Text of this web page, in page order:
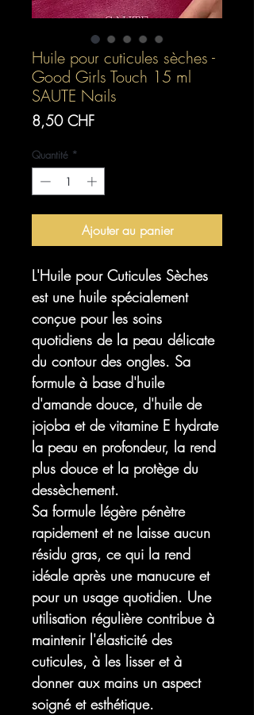
Huile pour cuticules sèches -
Good Girls Touch 15 ml
SAUTE Nails
8,50 CHFPrix
Quantité *
Ajouter au panier
L'Huile pour Cuticules Sèches
est une huile spécialement
conçue pour les soins
quotidiens de la peau délicate
du contour des ongles. Sa
formule à base d'huile
d'amande douce, d'huile de
jojoba et de vitamine E hydrate
la peau en profondeur, la rend
plus douce et la protège du
dessèchement.
Sa formule légère pénètre
rapidement et ne laisse aucun
résidu gras, ce qui la rend
idéale après une manucure et
pour un usage quotidien. Une
utilisation régulière contribue à
maintenir l'élasticité des
cuticules, à les lisser et à
donner aux mains un aspect
soigné et esthétique.